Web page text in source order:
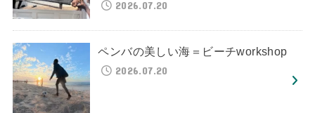
2026.07.20
ペンバの美しい海＝ビーチworkshop
2026.07.20